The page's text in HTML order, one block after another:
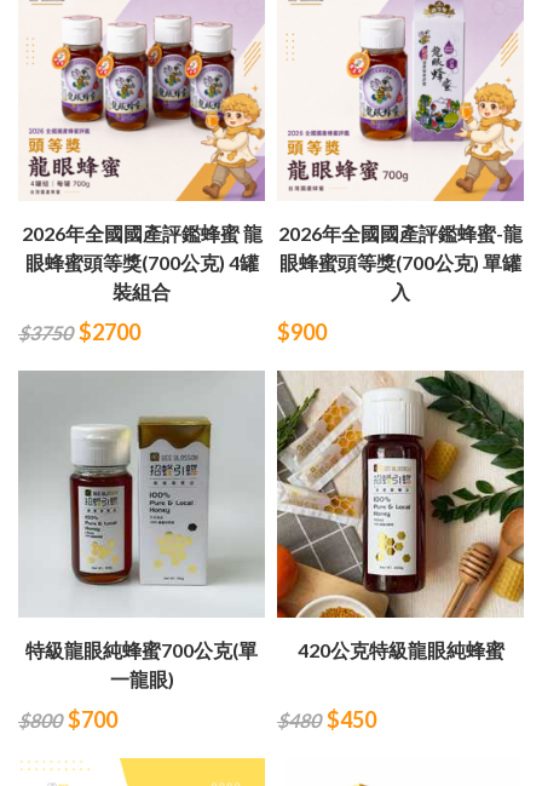
2026年全國國產評鑑蜂蜜 龍
眼蜂蜜頭等獎(700公克) 4罐
裝組合
$3750 $2700
2026年全國國產評鑑蜂蜜-龍
眼蜂蜜頭等獎(700公克) 單罐
入
$900
特級龍眼純蜂蜜700公克(單
一龍眼)
$800 $700
420公克特級龍眼純蜂蜜
$480 $450